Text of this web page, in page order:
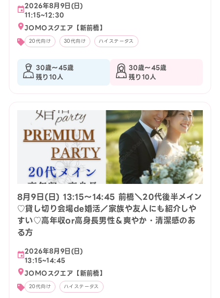
2026年8月9日(日)
11:15~12:30
JOMOスクエア【新前橋】
20代向け 30代向け ハイステータス
30歳〜45歳
残り10人
30歳〜45歳
残り10人
8月9日(日) 13:15〜14:45 前橋＼20代後半メイン
♡貸し切り会場de婚活／家族や友人にも紹介しや
すい♡高年収or高身長男性＆爽やか・清潔感のあ
る方
2026年8月9日(日)
13:15~14:45
JOMOスクエア【新前橋】
20代向け ハイステータス